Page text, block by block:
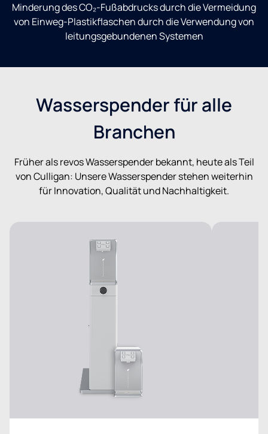
Minderung des CO₂-Fußabdrucks durch die Vermeidung
von Einweg-Plastikflaschen durch die Verwendung von
leitungsgebundenen Systemen
Wasserspender für alle
Branchen
Früher als revos Wasserspender bekannt, heute als Teil
von Culligan: Unsere Wasserspender stehen weiterhin
für Innovation, Qualität und Nachhaltigkeit.